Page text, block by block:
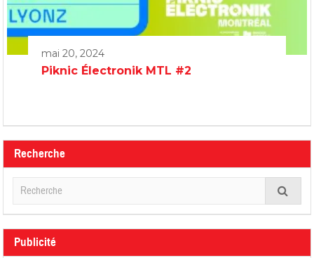
mai 20, 2024
Piknic Électronik MTL #2
Recherche
Publicité